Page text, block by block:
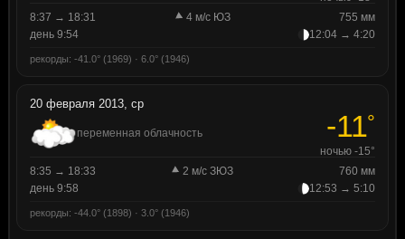
8:37 → 18:31
4 м/с ЮЗ
755 мм
день 9:54
12:04 → 4:20
рекорды: -41.0° (1969) · 6.0° (1946)
20 февраля 2013, ср
переменная облачность -11°
ночью -15°
8:35 → 18:33
2 м/с ЗЮЗ
760 мм
день 9:58
12:53 → 5:10
рекорды: -44.0° (1898) · 3.0° (1946)